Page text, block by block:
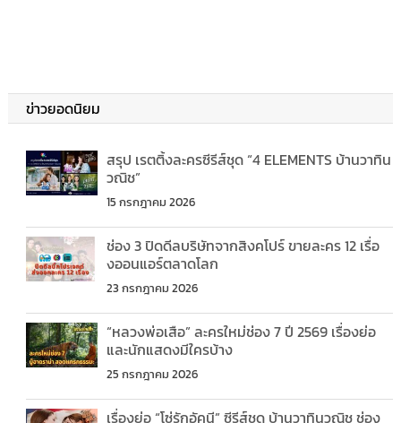
ข่าวยอดนิยม
สรุป เรตติ้งละครซีรีส์ชุด “4 ELEMENTS บ้านวาทิน
วณิช”
15 กรกฎาคม 2026
ช่อง 3 ปิดดีลบริษัทจากสิงคโปร์ ขายละคร 12 เรื่อ
งออนแอร์ตลาดโลก
23 กรกฎาคม 2026
“หลวงพ่อเสือ” ละครใหม่ช่อง 7 ปี 2569 เรื่องย่อ
และนักแสดงมีใครบ้าง
25 กรกฎาคม 2026
เรื่องย่อ “โซ่รักอัคนี” ซีรีส์ชุด บ้านวาทินวณิช ช่อง